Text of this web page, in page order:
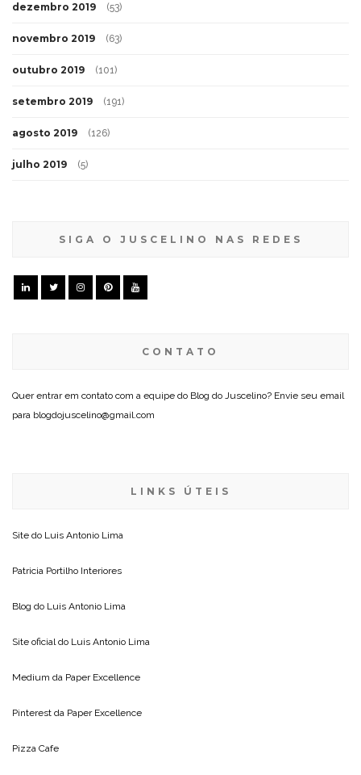
dezembro 2019 (53)
novembro 2019 (63)
outubro 2019 (101)
setembro 2019 (191)
agosto 2019 (126)
julho 2019 (5)
SIGA O JUSCELINO NAS REDES
CONTATO
Quer entrar em contato com a equipe do Blog do Juscelino? Envie seu email
para blogdojuscelino@gmail.com
LINKS ÚTEIS
Site do Luis Antonio Lima
Patricia Portilho Interiores
Blog do Luis Antonio Lima
Site oficial do Luis Antonio Lima
Medium da Paper Excellence
Pinterest da Paper Excellence
Pizza Cafe